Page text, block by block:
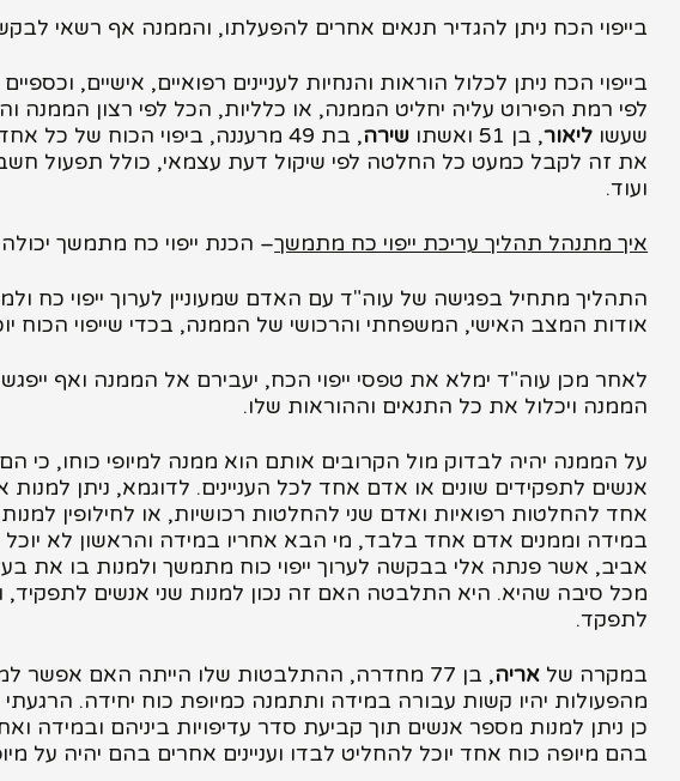
בייפוי הכח ניתן להגדיר תנאים אחרים להפעלתו, והממנה אף רשאי
בייפוי הכח ניתן לכלול הוראות והנחיות לעניינים רפואיים, אישיים,
לפי רמת הפירוט עליה יחליט הממנה, או כלליות, הכל לפי רצון
שעשו ליאור, בן 51 ואשתו שירה
, בת 49 מרעננה, ביפוי הכוח של
את זה לקבל כמעט כל החלטה לפי שיקול דעת עצמאי, כולל תפעול
ועוד.
איך מתנהל תהליך עריכת ייפוי כח מתמשך– הכנת ייפוי כח מתמשך
התהליך מתחיל בפגישה של עוה"ד עם האדם שמעוניין לערוך ייפוי
אודות המצב האישי, המשפחתי והרכושי של הממנה, בכדי שייפוי הכוח
לאחר מכן עוה"ד ימלא את טפסי ייפוי הכח, יעבירם אל הממנה ואף
הממנה ויכלול את כל התנאים וההוראות שלו.
על הממנה יהיה לבדוק מול הקרובים אותם הוא ממנה למיופי כוחו,
אנשים לתפקידים שונים או אדם אחד לכל העניינים. לדוגמא, ניתן
אחד להחלטות רפואיות ואדם שני להחלטות רכושיות, או לחילופין
במידה וממנים אדם אחד בלבד, מי הבא אחריו במידה והראשון לא
אביב, אשר פנתה אלי בבקשה לערוך ייפוי כוח מתמשך ולמנות בו את
מכל סיבה שהיא. היא התלבטה האם זה נכון למנות שני אנשים לתפקיד,
לתפקד.
במקרה של אריה, בן 77 מחדרה, ההתלבטות שלו הייתה האם אפשר למנות כמה אנשים יחד. אריה ביקש למנות את אישתו
מהפעולות יהיו קשות עבורה במידה ותתמנה כמיופת כוח יחידה.
כן ניתן למנות מספר אנשים תוך קביעת סדר עדיפויות ביניהם ובמידה
בהם מיופה כוח אחד יוכל להחליט לבדו ועניינים אחרים בהם יהיה על